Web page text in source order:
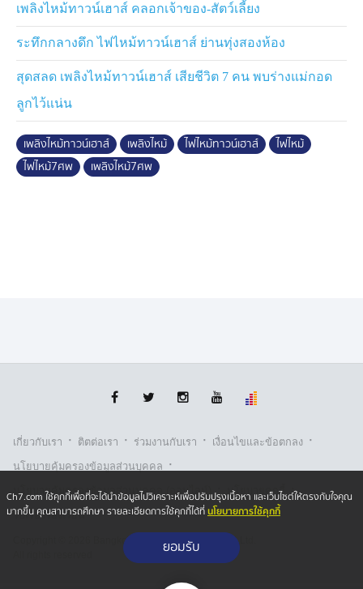
เพลิงไหม้ทาวน์เฮาส์ คลอกเจ้าของ-สัตว์เลี้ยง
ระทึกกลางดึก ไฟไหม้ทาวน์เฮาส์ ย่านทุ่งสองห้อง
สุดสลด เพลิงไหม้ทาวน์เฮาส์ เสียชีวิต 7 คน พบร่างแม่กอด
ลูกไว้แน่น
เพลิงไหม้ทาวน์เฮาส์ เพลิงไหม้ ไฟไหม้ทาวน์เฮาส์
ไฟไหม้
ไฟไหม้7ศพ
เพลิงไหม้7ศพ
เกี่ยวกับเรา · ติตต่อเรา · ร่วมงานกับเรา · เงื่อนไขและข้อตกลง ·
นโยบายคุ้มครองข้อมูลส่วนบุคคล ·
นโยบายคุ้มครองข้อมูลส่วนบุคคล (ออนไลน์) · นโยบายคุกกี้ ·
รับเรื่องร้องเรียน
Copyright © 2026 Bangkok Broadcasting & T.V. Co.,Ltd.
Ch7.com ใช้คุกกี้เพื่อที่จะได้นำข้อมูลไปวิเคราะห์เพื่อปรับปรุงเนื้อหา และเว็บไซต์ให้ตรงกับใจคุณ
มากขึ้น คุณสามารถศึกษา รายละเอียดการใช้คุกกี้ได้ที่นโยบายการใช้คุกกี้
ยอมรับ